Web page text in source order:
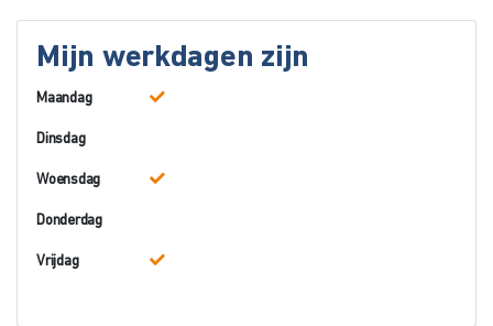
Mijn werkdagen zijn
Maandag
Dinsdag
Woensdag
Donderdag
Vrijdag